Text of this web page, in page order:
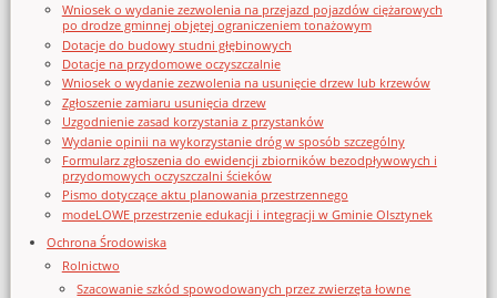
Wniosek o wydanie zezwolenia na przejazd pojazdów ciężarowych
po drodze gminnej objętej ograniczeniem tonażowym
Dotacje do budowy studni głębinowych
Dotacje na przydomowe oczyszczalnie
Wniosek o wydanie zezwolenia na usunięcie drzew lub krzewów
Zgłoszenie zamiaru usunięcia drzew
Uzgodnienie zasad korzystania z przystanków
Wydanie opinii na wykorzystanie dróg w sposób szczególny
Formularz zgłoszenia do ewidencji zbiorników bezodpływowych i
przydomowych oczyszczalni ścieków
Pismo dotyczące aktu planowania przestrzennego
modeLOWE przestrzenie edukacji i integracji w Gminie Olsztynek
Ochrona Środowiska
Rolnictwo
Szacowanie szkód spowodowanych przez zwierzęta łowne